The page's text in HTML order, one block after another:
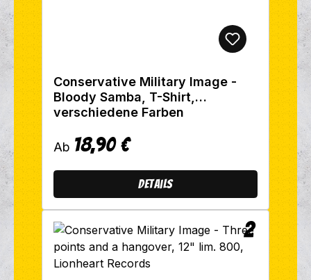
Conservative Military Image -
Bloody Samba, T-Shirt,
verschiedene Farben
Regulärer Preis:
Ab 18,90 €
Details